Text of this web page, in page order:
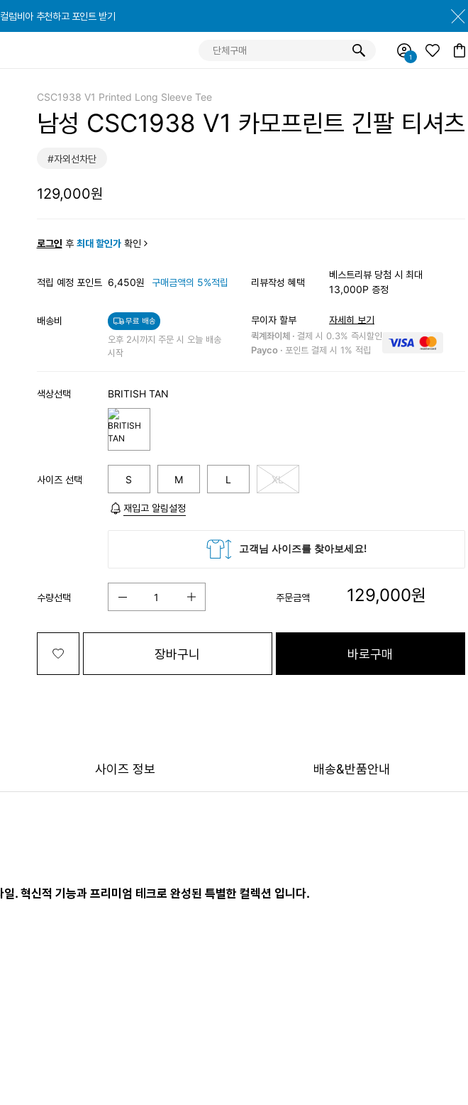
럼비아 추천하고 포인트 받기
럼비아 추천하고 포인트 받기
럼비아 추천하고 포인트 받기
CSC1938 V1 Printed Long Sleeve Tee
남성 CSC1938 V1 카모프린트 긴팔 티셔츠
#자외선차단
129,000원
로그인 후 최대 할인가확인
적립 예정 포인트 6,450원 구매금액의 5%적립 리뷰작성 혜택
베스트리뷰 당첨 시 최대
13,000P 증정
배송비 무료 배송
오후 2시까지 주문 시 오늘 배송
시작
무이자 할부 자세히 보기
퀵계좌이체 · 결제 시 0.3% 즉시할인
Payco · 포인트 결제 시 1% 적립
색상선택 BRITISH TAN
사이즈 선택 S M L XL
재입고 알림설정
수량선택 주문금액 129,000원
장바구니 바로구매
사이즈 정보 배송&반품안내
. 혁신적 기능과 프리미엄 테크로 완성된 특별한 컬렉션 입니다.